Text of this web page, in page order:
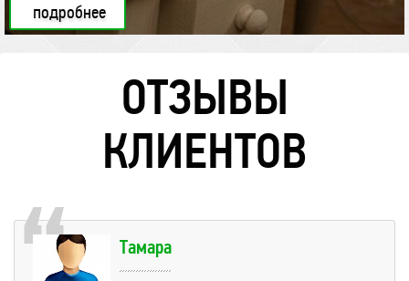
подробнее
ОТЗЫВЫ
КЛИЕНТОВ
Тамара